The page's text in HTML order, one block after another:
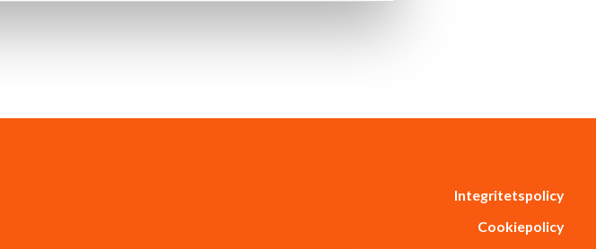
Integritetspolicy
Cookiepolicy